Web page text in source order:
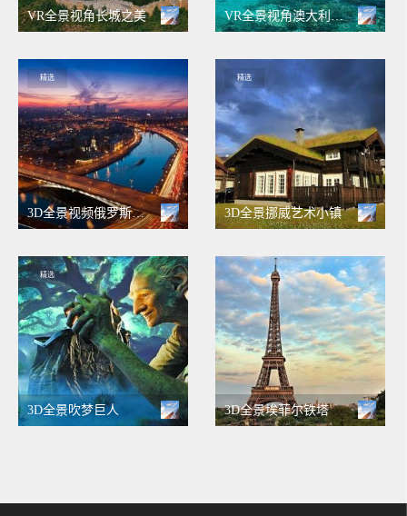
VR全景视角长城之美 VR全景视角澳大利亚游记
精选
3D全景视频俄罗斯游记
精选
3D全景挪威艺术小镇
精选
3D全景吹梦巨人 3D全景埃菲尔铁塔